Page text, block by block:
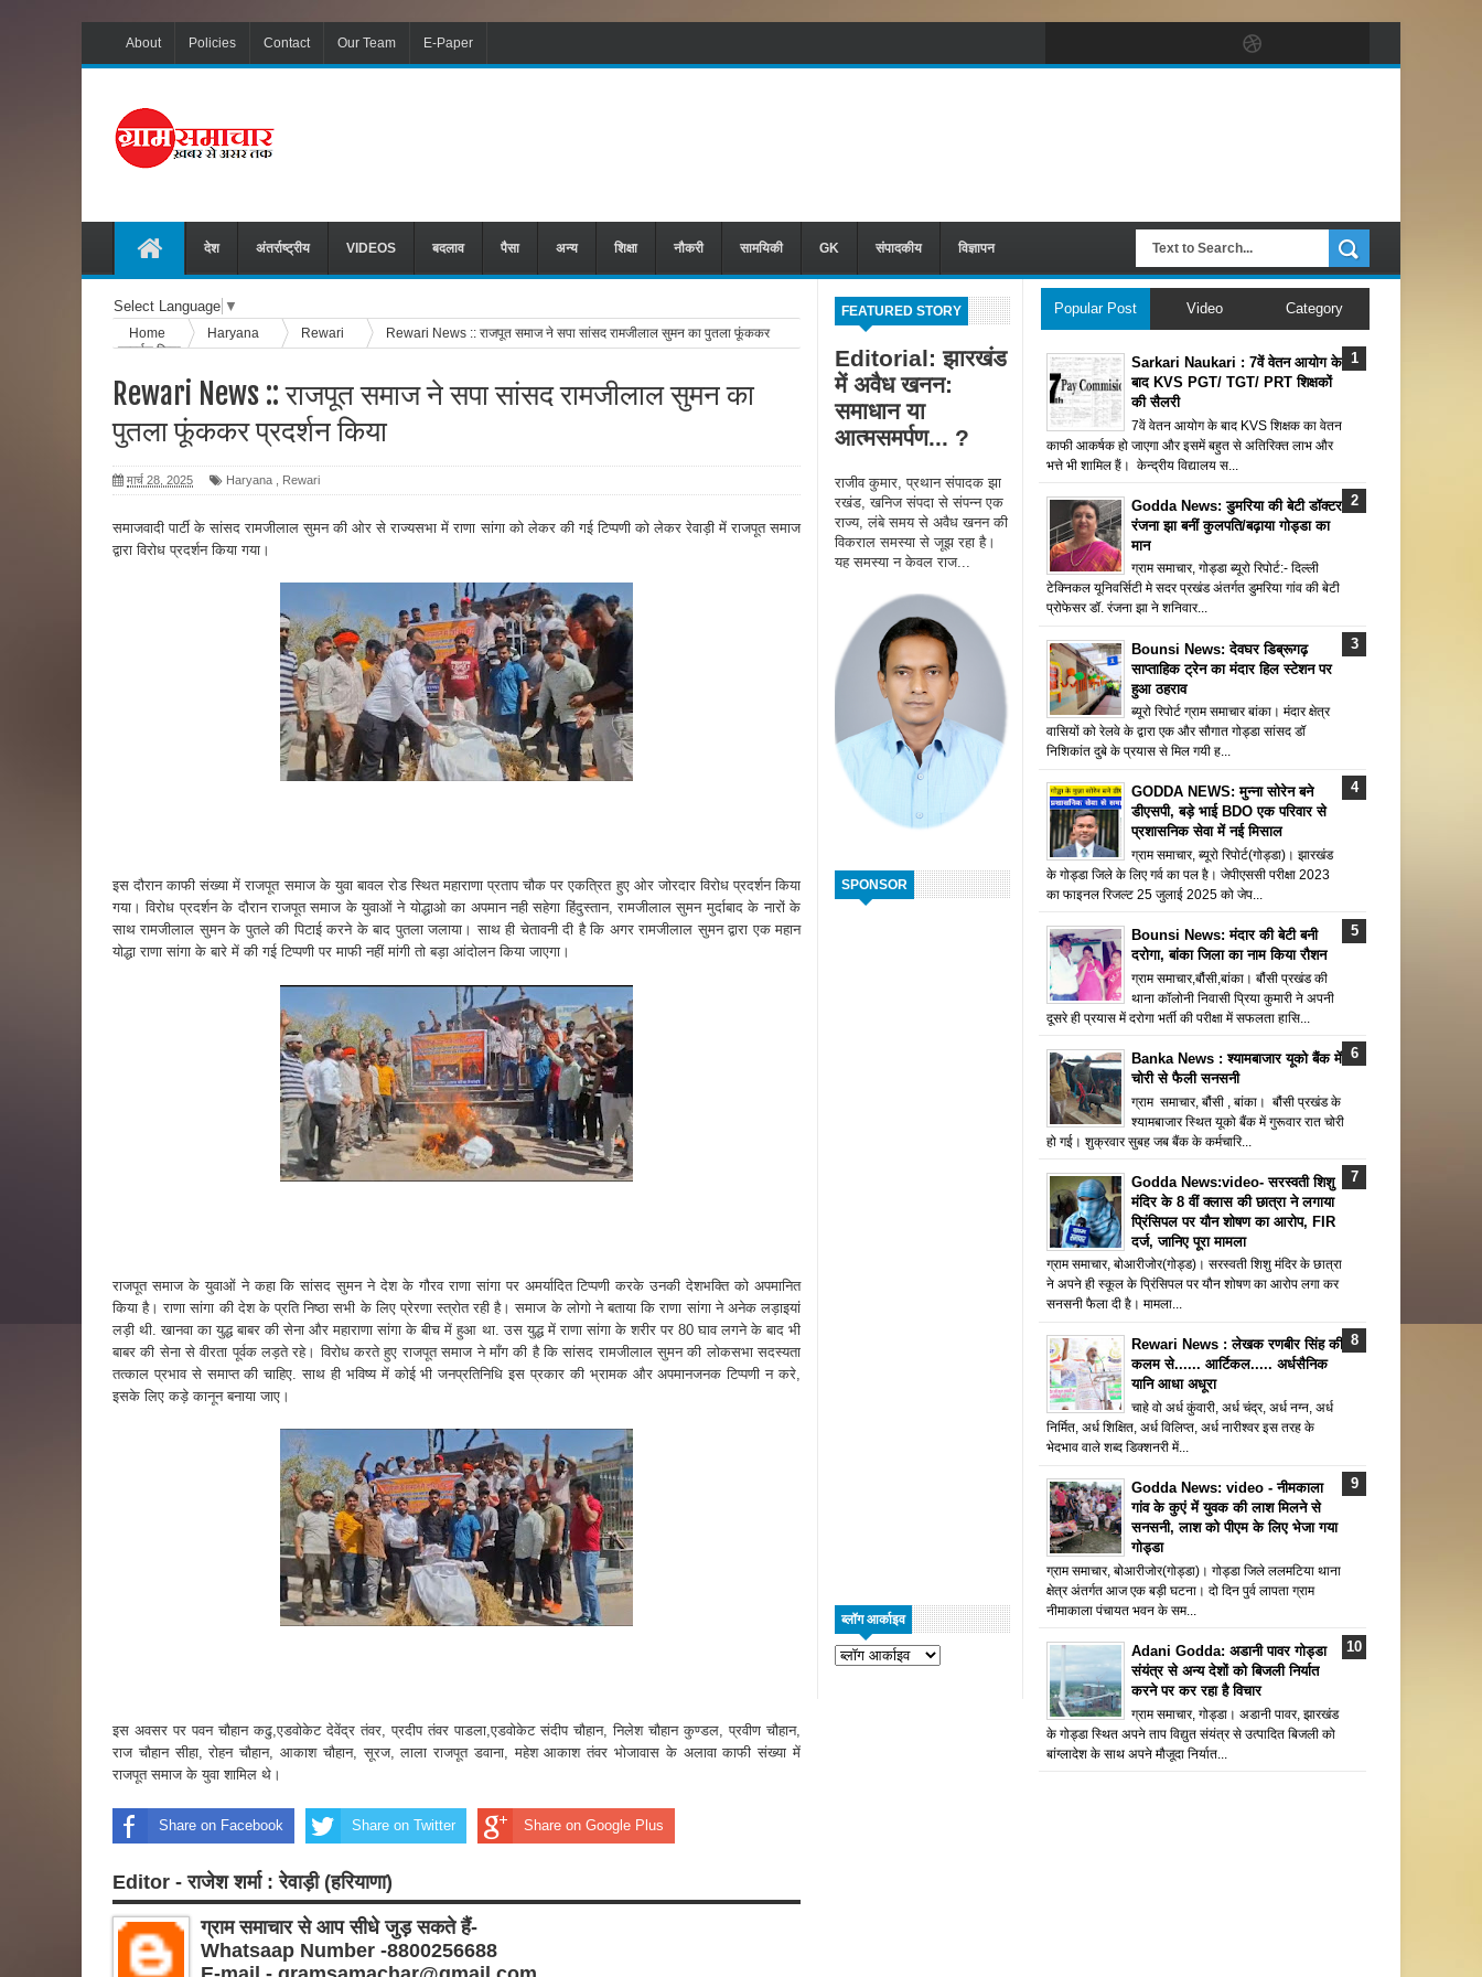
About Policies Contact Our Team E-Paper
देश अंतर्राष्ट्रीय VIDEOS बदलाव पैसा अन्य शिक्षा नौकरी सामयिकी GK संपादकीय विज्ञापन
FEATURED STORY
Editorial: झारखंड
में अवैध खनन:
समाधान या
आत्मसमर्पण... ?
राजीव कुमार, प्रथान संपादक झा
रखंड, खनिज संपदा से संपन्न एक
राज्य, लंबे समय से अवैध खनन की
विकराल समस्या से जूझ रहा है।
यह समस्या न केवल राज...
SPONSOR
ब्लॉग आर्काइव
Select Language ▼
Home Haryana Rewari
Rewari News :: राजपूत समाज ने सपा सांसद रामजीलाल सुमन का पुतला फूंककर
प्रदर्शन किया
Rewari News :: राजपूत समाज ने सपा सांसद रामजीलाल सुमन का
पुतला फूंककर प्रदर्शन किया
मार्च 28, 2025 Haryana Rewari
समाजवादी पार्टी के सांसद रामजीलाल सुमन की ओर से राज्यसभा में राणा सांगा को लेकर की गई टिप्पणी को लेकर रेवाड़ी में राजपूत समाज
द्वारा विरोध प्रदर्शन किया गया।
इस दौरान काफी संख्या में राजपूत समाज के युवा बावल रोड स्थित महाराणा प्रताप चौक पर एकत्रित हुए ओर जोरदार विरोध प्रदर्शन किया
गया। विरोध प्रदर्शन के दौरान राजपूत समाज के युवाओं ने योद्धाओ का अपमान नही सहेगा हिंदुस्तान, रामजीलाल सुमन मुर्दाबाद के नारों के
साथ रामजीलाल सुमन के पुतले की पिटाई करने के बाद पुतला जलाया। साथ ही चेतावनी दी है कि अगर रामजीलाल सुमन द्वारा एक महान
योद्धा राणा सांगा के बारे में की गई टिप्पणी पर माफी नहीं मांगी तो बड़ा आंदोलन किया जाएगा।
राजपूत समाज के युवाओं ने कहा कि सांसद सुमन ने देश के गौरव राणा सांगा पर अमर्यादित टिप्पणी करके उनकी देशभक्ति को अपमानित
किया है। राणा सांगा की देश के प्रति निष्ठा सभी के लिए प्रेरणा स्त्रोत रही है। समाज के लोगो ने बताया कि राणा सांगा ने अनेक लड़ाइयां
लड़ी थी. खानवा का युद्ध बाबर की सेना और महाराणा सांगा के बीच में हुआ था. उस युद्ध में राणा सांगा के शरीर पर 80 घाव लगने के बाद भी
बाबर की सेना से वीरता पूर्वक लड़ते रहे। विरोध करते हुए राजपूत समाज ने माँग की है कि सांसद रामजीलाल सुमन की लोकसभा सदस्यता
तत्काल प्रभाव से समाप्त की चाहिए. साथ ही भविष्य में कोई भी जनप्रतिनिधि इस प्रकार की भ्रामक और अपमानजनक टिप्पणी न करे,
इसके लिए कड़े कानून बनाया जाए।
इस अवसर पर पवन चौहान कढु,एडवोकेट देवेंद्र तंवर, प्रदीप तंवर पाडला,एडवोकेट संदीप चौहान, निलेश चौहान कुण्डल, प्रवीण चौहान,
राज चौहान सीहा, रोहन चौहान, आकाश चौहान, सूरज, लाला राजपूत डवाना, महेश आकाश तंवर भोजावास के अलावा काफी संख्या में
राजपूत समाज के युवा शामिल थे।
Share on Facebook Share on Twitter Share on Google Plus
Editor - राजेश शर्मा : रेवाड़ी (हरियाणा)
ग्राम समाचार से आप सीधे जुड़ सकते हैं-
Whatsaap Number -8800256688
Popular Post Video Category
Sarkari Naukari : 7वें वेतन आयोग के
बाद KVS PGT/ TGT/ PRT शिक्षकों
की सैलरी
7वें वेतन आयोग के बाद KVS शिक्षक का वेतन
काफी आकर्षक हो जाएगा और इसमें बहुत से अतिरिक्त लाभ और
भत्ते भी शामिल हैं। केन्द्रीय विद्यालय स...
Godda News: डुमरिया की बेटी डॉक्टर
रंजना झा बनीं कुलपति/बढ़ाया गोड्डा का
मान
ग्राम समाचार, गोड्डा ब्यूरो रिपोर्ट:- दिल्ली
टेक्निकल यूनिवर्सिटी मे सदर प्रखंड अंतर्गत डुमरिया गांव की बेटी
प्रोफेसर डॉ. रंजना झा ने शनिवार...
Bounsi News: देवघर डिब्रूगढ़
साप्ताहिक ट्रेन का मंदार हिल स्टेशन पर
हुआ ठहराव
ब्यूरो रिपोर्ट ग्राम समाचार बांका। मंदार क्षेत्र
वासियों को रेलवे के द्वारा एक और सौगात गोड्डा सांसद डॉ
निशिकांत दुबे के प्रयास से मिल गयी ह...
GODDA NEWS: मुन्ना सोरेन बने
डीएसपी, बड़े भाई BDO एक परिवार से
प्रशासनिक सेवा में नई मिसाल
ग्राम समाचार, ब्यूरो रिपोर्ट(गोड्डा)। झारखंड
के गोड्डा जिले के लिए गर्व का पल है। जेपीएससी परीक्षा 2023
का फाइनल रिजल्ट 25 जुलाई 2025 को जेप...
Bounsi News: मंदार की बेटी बनी
दरोगा, बांका जिला का नाम किया रौशन
ग्राम समाचार,बौंसी,बांका। बौंसी प्रखंड की
थाना कॉलोनी निवासी प्रिया कुमारी ने अपनी
दूसरे ही प्रयास में दरोगा भर्ती की परीक्षा में सफलता हासि...
Banka News : श्यामबाजार यूको बैंक में
चोरी से फैली सनसनी
ग्राम समाचार, बौंसी , बांका। बौंसी प्रखंड के
श्यामबाजार स्थित यूको बैंक में गुरूवार रात चोरी
हो गई। शुक्रवार सुबह जब बैंक के कर्मचारि...
Godda News:video- सरस्वती शिशु
मंदिर के 8 वीं क्लास की छात्रा ने लगाया
प्रिंसिपल पर यौन शोषण का आरोप, FIR
दर्ज, जानिए पूरा मामला
ग्राम समाचार, बोआरीजोर(गोड्ड)। सरस्वती शिशु मंदिर के छात्रा
ने अपने ही स्कूल के प्रिंसिपल पर यौन शोषण का आरोप लगा कर
सनसनी फैला दी है। मामला...
Rewari News : लेखक रणबीर सिंह की
कलम से...... आर्टिकल..... अर्धसैनिक
यानि आधा अधूरा
चाहे वो अर्ध कुंवारी, अर्ध चंद्र, अर्ध नग्न, अर्ध
निर्मित, अर्ध शिक्षित, अर्ध विलिप्त, अर्ध नारीश्वर इस तरह के
भेदभाव वाले शब्द डिक्शनरी में...
Godda News: video - नीमकाला
गांव के कुएं में युवक की लाश मिलने से
सनसनी, लाश को पीएम के लिए भेजा गया
गोड्डा
ग्राम समाचार, बोआरीजोर(गोड्डा)। गोड्डा जिले ललमटिया थाना
क्षेत्र अंतर्गत आज एक बड़ी घटना। दो दिन पुर्व लापता ग्राम
नीमाकाला पंचायत भवन के सम...
Adani Godda: अडानी पावर गोड्डा
संयंत्र से अन्य देशों को बिजली निर्यात
करने पर कर रहा है विचार
ग्राम समाचार, गोड्डा। अडानी पावर, झारखंड
के गोड्डा स्थित अपने ताप विद्युत संयंत्र से उत्पादित बिजली को
बांग्लादेश के साथ अपने मौजूदा निर्यात...